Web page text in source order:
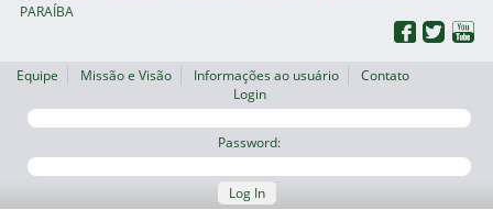
PARAÍBA
Equipe Missão e Visão Informações ao usuário
Contato
Login
Password:
Log In